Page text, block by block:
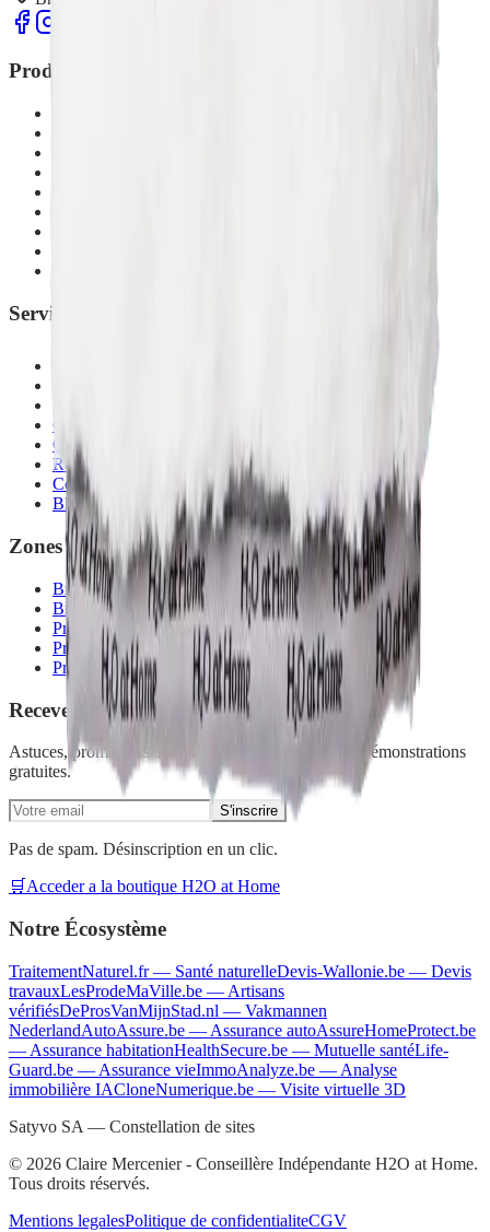
Produits
Services
Commander en Belgique
Calculateur d'économies
Rejoindre mon équipe
Contact
Blog
Zones desservies
Bruxelles
Brabant wallon
Province de Namur
Province de Liège
Province de Luxembourg
Recevez nos conseils nettoyage écologique
Astuces, promotions exclusives et invitations à nos démonstrations
gratuites.
S'inscrire
Pas de spam. Désinscription en un clic.
🛒 Acceder a la boutique H2O at Home
Notre Écosystème
TraitementNaturel.fr— Santé naturelleDevis-Wallonie.be — Devis
travauxLesProdeMaVille.be — Artisans
vérifiésDeProsVanMijnStad.nl — Vakmannen
NederlandAutoAssure.be — Assurance autoAssureHomeProtect.be
— Assurance habitationHealthSecure.be — Mutuelle santéLife-
Guard.be — Assurance vieImmoAnalyze.be — Analyse
immobilière IACloneNumerique.be — Visite virtuelle 3D
Satyvo SA — Constellation de sites
© 2026 Claire Mercenier - Conseillère Indépendante H2O at Home.
Tous droits réservés.
Mentions legalesPolitique de confidentialiteCGV